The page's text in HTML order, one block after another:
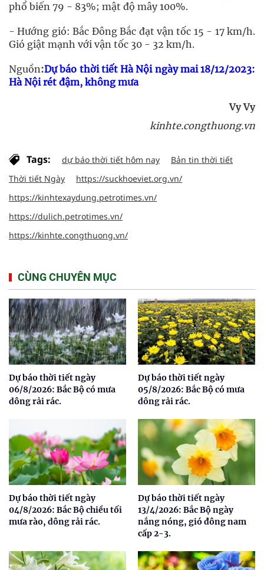
phổ biến 79 - 83%; mật độ mây 100%.
- Hướng gió: Bắc Đông Bắc đạt vận tốc 15 - 17 km/h.
Gió giật mạnh với vận tốc 30 - 32 km/h.
Nguồn:Dự báo thời tiết Hà Nội ngày mai 18/12/2023:
Hà Nội rét đậm, không mưa
Vy Vy
kinhte.congthuong.vn
Tags: dự báo thời tiết hôm nay
Bản tin thời tiết
Thời tiết Ngày
https://suckhoeviet.org.vn/
https://kinhtexaydung.petrotimes.vn/
https://dulich.petrotimes.vn/
https://kinhte.congthuong.vn/
CÙNG CHUYÊN MỤC
Dự báo thời tiết ngày
06/8/2026: Bắc Bộ có mưa
dông rải rác.
Dự báo thời tiết ngày
05/8/2026: Bắc Bộ có mưa
dông rải rác.
Dự báo thời tiết ngày
04/8/2026: Bắc Bộ chiều tối
mưa rào, dông rải rác.
Dự báo thời tiết ngày
13/4/2026: Bắc Bộ ngày
nắng nóng, gió đông nam
cấp 2-3.